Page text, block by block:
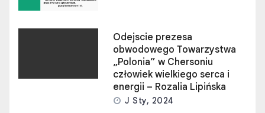
Odejscie prezesa
obwodowego Towarzystwa
„Polonia” w Chersoniu
człowiek wielkiego serca i
energii – Rozalia Lipińska
J Sty, 2024